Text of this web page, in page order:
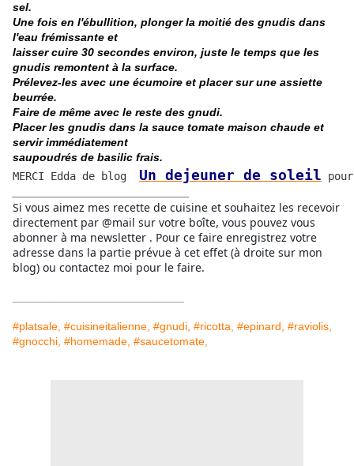
sel.
Une fois en l'ébullition, plonger la moitié des gnudis dans
l'eau frémissante et
laisser cuire 30 secondes environ, juste le temps que les
gnudis remontent à la surface.
Prélevez-les avec une écumoire et placer sur une assiette
beurrée.
Faire de même avec le reste des gnudi.
Placer les gnudis dans la sauce tomate maison chaude et
servir immédiatement
saupoudrés de basilic frais.
MERCI Edda de blog Un dejeuner de soleil
Si vous aimez mes recette de cuisine et souhaitez les recevoir
directement par @mail sur votre boîte, vous pouvez vous
abonner à ma newsletter . Pour ce faire enregistrez votre
adresse dans la partie prévue à cet effet (à droite sur mon
blog) ou contactez moi pour le faire.
#platsale, #cuisineitalienne, #gnudi, #ricotta, #epinard, #raviolis,
#gnocchi, #homemade, #saucetomate,